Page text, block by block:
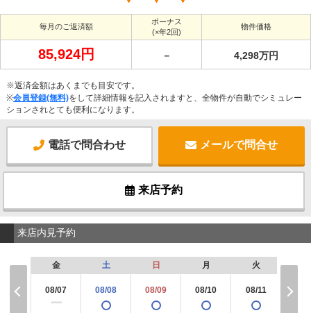
毎月のご返済額
ボーナス
(×年2回)
物件価格
85,924円 － 4,298万円
※返済金額はあくまでも目安です。
※会員登録(無料)をして詳細情報を記入されますと、全物件が自動でシミュレー
ションされとても便利になります。
電話で問合わせ メールで問合せ
来店予約
来店内見予約
金
08/07
ー
土
08/08
日
08/09
月
08/10
火
08/11